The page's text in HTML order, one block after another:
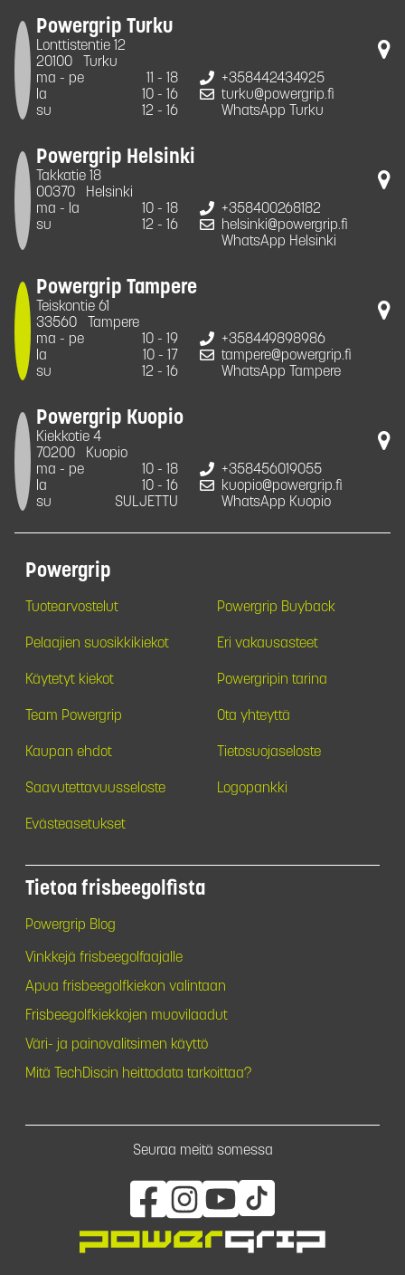
Powergrip Turku
Lonttistentie 12
20100
Turku
ma - pe
11 - 18
la
10 - 16
su
12 - 16
+358442434925
turku@powergrip.fi
WhatsApp Turku
Powergrip Helsinki
Takkatie 18
00370
Helsinki
ma - la
10 - 18
su
12 - 16
+358400268182
helsinki@powergrip.fi
WhatsApp Helsinki
Powergrip Tampere
Teiskontie 61
33560
Tampere
ma - pe
10 - 19
la
10 - 17
su
12 - 16
+358449898986
tampere@powergrip.fi
WhatsApp Tampere
Powergrip Kuopio
Kiekkotie 4
70200
Kuopio
ma - pe
10 - 18
la
10 - 16
su
SULJETTU
+358456019055
kuopio@powergrip.fi
WhatsApp Kuopio
Powergrip
Tuotearvostelut Powergrip Buyback
Pelaajien suosikkikiekot Eri vakausasteet
Käytetyt kiekot Powergripin tarina
Team Powergrip Ota yhteyttä
Kaupan ehdot Tietosuojaseloste
Saavutettavuusseloste Logopankki
Evästeasetukset
Tietoa frisbeegolfista
Powergrip Blog
Vinkkejä frisbeegolfaajalle
Apua frisbeegolfkiekon valintaan
Frisbeegolfkiekkojen muovilaadut
Väri- ja painovalitsimen käyttö
Mitä TechDiscin heittodata tarkoittaa?
Seuraa meitä somessa